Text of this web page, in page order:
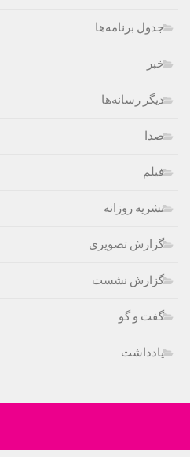
جدول برنامه‌ها
خبر
دیگر رسانه‌ها
صدا
فیلم
نشریه روزانه
گزارش تصویری
گزارش نشست
گفت و گو
یادداشت